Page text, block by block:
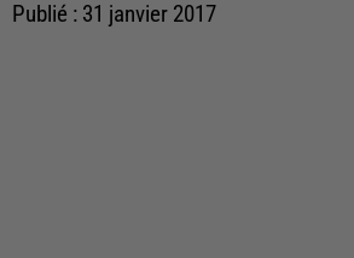
Publié : 31 janvier 2017